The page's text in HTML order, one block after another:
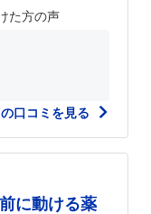
た方の声
口コミを見る
に動ける薬